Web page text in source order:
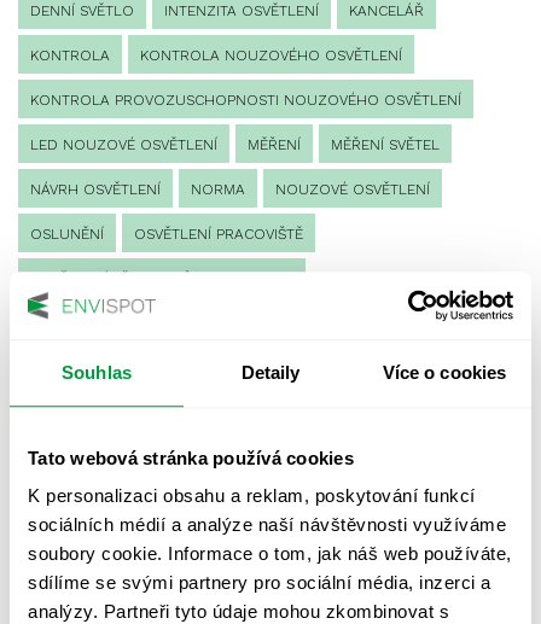
Souhlas Detaily Více o cookies
Tato webová stránka používá cookies
K personalizaci obsahu a reklam, poskytování funkcí
sociálních médií a analýze naší návštěvnosti využíváme
soubory cookie. Informace o tom, jak náš web používáte,
sdílíme se svými partnery pro sociální média, inzerci a
analýzy. Partneři tyto údaje mohou zkombinovat s
DENNÍ SVĚTLO INTENZITA OSVĚTLENÍ KANCELÁŘ
KONTROLA KONTROLA NOUZOVÉHO OSVĚTLENÍ
KONTROLA PROVOZUSCHOPNOSTI NOUZOVÉHO OSVĚTLENÍ
LED NOUZOVÉ OSVĚTLENÍ MĚŘENÍ MĚŘENÍ SVĚTEL
NÁVRH OSVĚTLENÍ NORMA NOUZOVÉ OSVĚTLENÍ
OSLUNĚNÍ OSVĚTLENÍ PRACOVIŠTĚ
OSVĚTLENÍ SPORTOVIŠŤ
PROTIPANICKÉ OSVĚTLENÍ
PROVOZNÍ DENÍK NOUZOVÉHO OSVĚTLENÍ
REVIZE NOUZOVÉHO OSVĚTLENÍ ŘÍZENÍ
UMĚLÉ OSVĚTLENÍ VEŘEJNÉ OSVĚTLENÍ
VÝPOČET OSVĚTLENÍ VÝPOČET ZASTÍNĚNÍ
VÝPOČTY A NÁVRHY ZASTÍNĚNÍ